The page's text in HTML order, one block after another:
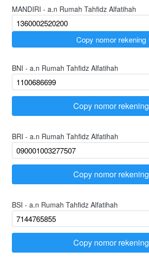
MANDIRI - a.n Rumah Tahfidz Alfatihah
`
Copy nomor rekening
BNI - a.n Rumah Tahfidz Alfatihah
`
Copy nomor rekening
BRI - a.n Rumah Tahfidz Alfatihah
`
Copy nomor rekening
BSI - a.n Rumah Tahfidz Alfatihah
`
Copy nomor rekening